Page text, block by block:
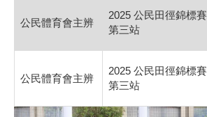
公民體育會主辨
2025 公民田徑錦標賽
第三站
公民體育會主辨
2025 公民田徑錦標賽
第三站